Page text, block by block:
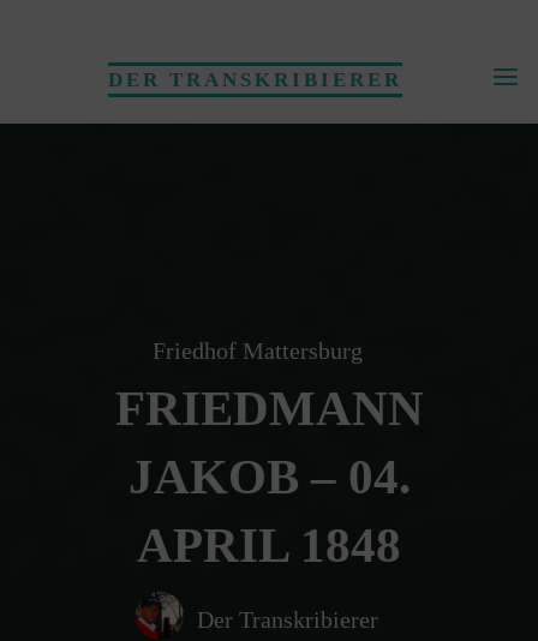
DER TRANSKRIBIERER
Friedhof Mattersburg
FRIEDMANN
JAKOB – 04.
APRIL 1848
Der Transkribierer